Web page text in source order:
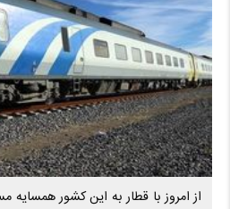
از امروز با قطار به این کشور همسایه